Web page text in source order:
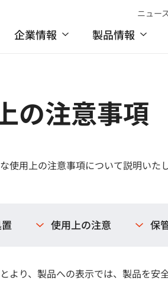
企業情報 製品情報
ニュー
の注意事項
使用上の注意事項について説明いたし
使用上の注意 保
より、製品への表示では、製品を